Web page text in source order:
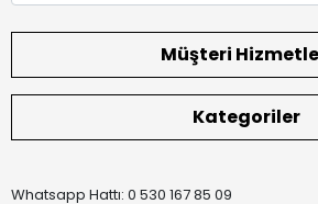
Müşteri
Kategoriler
Whatsapp Hattı: 0 530 167 85 09